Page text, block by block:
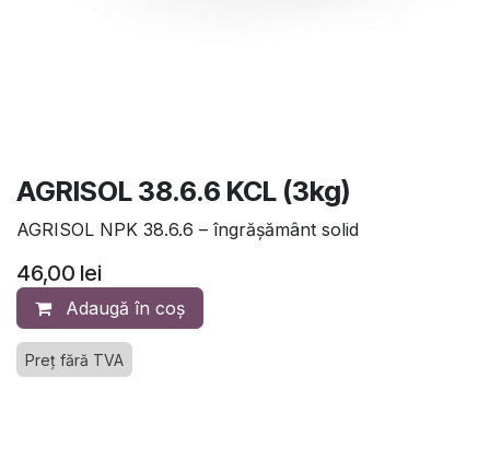
AGRISOL 38.6.6 KCL (3kg)
AGRISOL NPK 38.6.6 – îngrăşământ solid
46,00 lei
Adaugă în coș
Preț fără TVA